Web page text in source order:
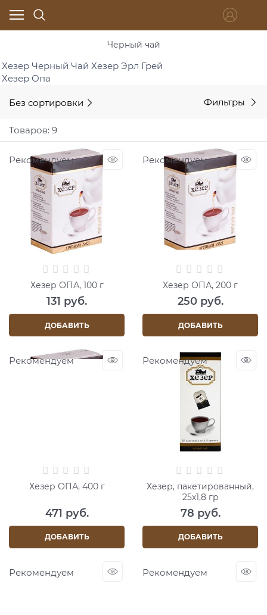
Черный чай
Хезер Черный Чай Хезер Эрл Грей
Хезер Опа
Без сортировки Фильтры
Товаров: 9
Рекомендуем
Хезер ОПА, 100 г
131 руб.
ДОБАВИТЬ
Рекомендуем
Хезер ОПА, 200 г
250 руб.
ДОБАВИТЬ
Рекомендуем
Хезер ОПА, 400 г
471 руб.
ДОБАВИТЬ
Рекомендуем
Хезер, пакетированный,
25х1,8 гр
78 руб.
ДОБАВИТЬ
Рекомендуем Рекомендуем